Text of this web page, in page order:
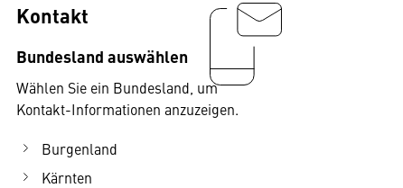
Kontakt
Bundesland auswählen
Wählen Sie ein Bundesland, um
Kontakt-Informationen anzuzeigen.
Burgenland
Kärnten